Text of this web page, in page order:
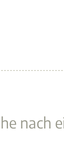
nach